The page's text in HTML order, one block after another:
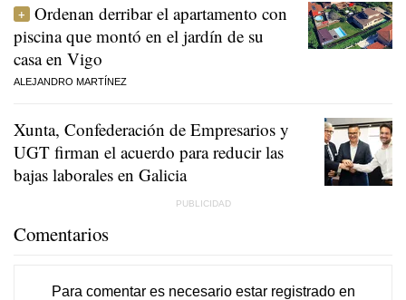
Ordenan derribar el apartamento con
piscina que montó en el jardín de su
casa en Vigo
ALEJANDRO MARTÍNEZ
Xunta, Confederación de Empresarios y
UGT firman el acuerdo para reducir las
bajas laborales en Galicia
Comentarios
Para comentar es necesario estar registradoen